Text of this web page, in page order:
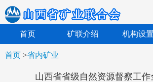
首页 矿联介绍 机构设置
首页 >省内矿业
山西省省级自然资源督察工作